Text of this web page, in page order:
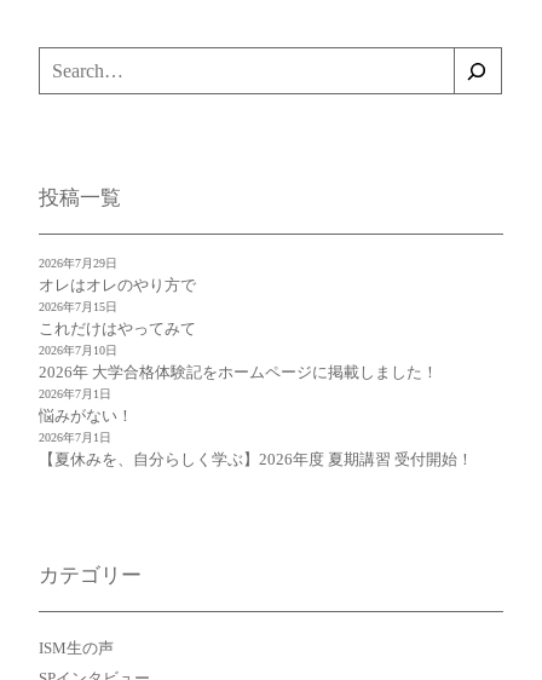
検
索
投稿一覧
オレはオレのやり方で
2026年7月29日
これだけはやってみて
2026年7月15日
2026年 大学合格体験記をホームページに掲載しました！
2026年7月10日
悩みがない！
2026年7月1日
【夏休みを、自分らしく学ぶ】2026年度 夏期講習 受付開始！
2026年7月1日
カテゴリー
ISM生の声